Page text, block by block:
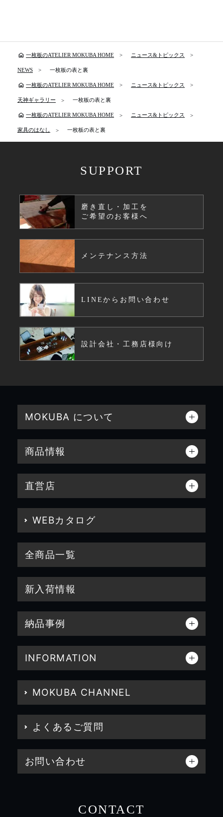
home 一枚板のATELIER MOKUBA HOME ニュース&トピックス
NEWS 一枚板の表と裏
home 一枚板のATELIER MOKUBA HOME ニュース&トピックス
天神ギャラリー 一枚板の表と裏
home 一枚板のATELIER MOKUBA HOME ニュース&トピックス
家具のはなし 一枚板の表と裏
SUPPORT
磨き直し・加工を
ご希望のお客様へ
メンテナンス方法
LINEからお問い合わせ
設計会社・工務店様向け
MOKUBA について
商品情報
直営店
WEBカタログ
全商品一覧
新入荷情報
納品事例
INFORMATION
MOKUBA CHANNEL
よくあるご質問
お問い合わせ
CONTACT